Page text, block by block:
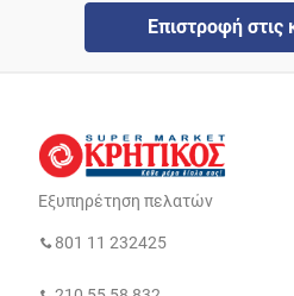
Επιστροφή στις
Εξυπηρέτηση πελατών
801 11 232425